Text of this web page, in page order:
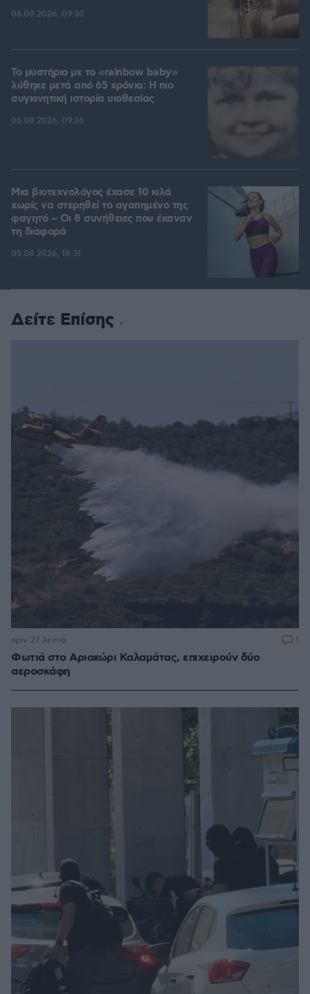
06.08.2026, 09:30
Το μυστήριο με το «rainbow baby»
λύθηκε μετά από 65 χρόνια: Η πιο
συγκινητική ιστορία υιοθεσίας
06.08.2026, 09:26
Μια βιοτεχνολόγος έχασε 10 κιλά
χωρίς να στερηθεί το αγαπημένο της
φαγητό – Οι 8 συνήθειες που έκαναν
τη διαφορά
05.08.2026, 18:31
Δείτε Επίσης
Φωτιά στο Αριοχώρι Καλαμάτας, επιχειρούν δύο
αεροσκάφη
πριν 27 λεπτά 1